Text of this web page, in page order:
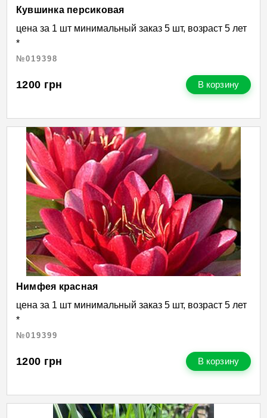
Кувшинка персиковая
цена за 1 шт минимальный заказ 5 шт, возраст 5 лет
*
№019398
1200 грн В корзину
Нимфея красная
цена за 1 шт минимальный заказ 5 шт, возраст 5 лет
*
№019399
1200 грн В корзину